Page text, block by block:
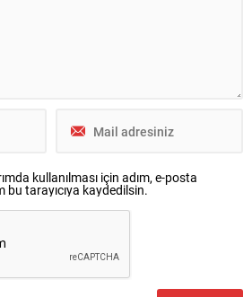
kullanılması için adım, e-posta
tarayıcıya kaydedilsin.